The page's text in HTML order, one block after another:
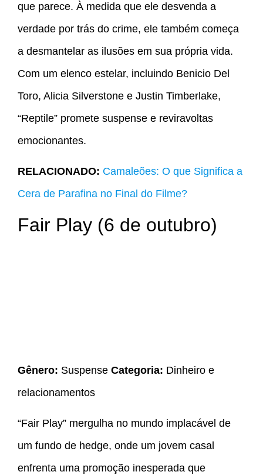
que parece. À medida que ele desvenda a
verdade por trás do crime, ele também começa
a desmantelar as ilusões em sua própria vida.
Com um elenco estelar, incluindo Benicio Del
Toro, Alicia Silverstone e Justin Timberlake,
“Reptile” promete suspense e reviravoltas
emocionantes.
RELACIONADO: Camaleões: O que Significa a
Cera de Parafina no Final do Filme?
Fair Play (6 de outubro)
Gênero: Suspense Categoria: Dinheiro e
relacionamentos
“Fair Play” mergulha no mundo implacável de
um fundo de hedge, onde um jovem casal
enfrenta uma promoção inesperada que